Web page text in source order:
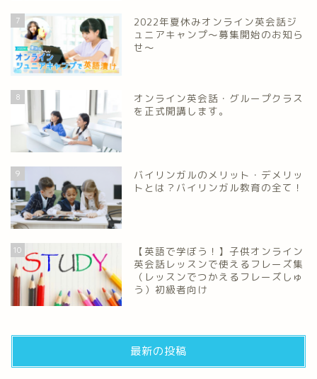
7
2022年夏休みオンライン英会話ジ
ュニアキャンプ～募集開始のお知ら
せ～
8
オンライン英会話・グループクラス
を正式開講します。
9
バイリンガルのメリット・デメリッ
トとは？バイリンガル教育の全て！
10
【英語で学ぼう！】子供オンライン
英会話レッスンで使えるフレーズ集
（レッスンでつかえるフレーズしゅ
う）初級者向け
最新の投稿